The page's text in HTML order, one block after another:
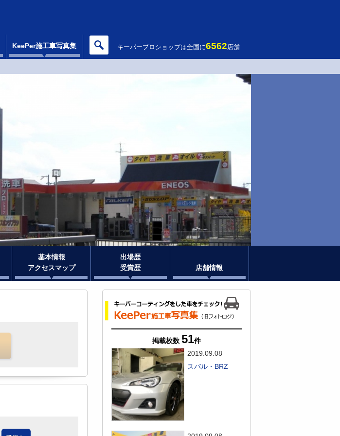
KeePer施工車写真集 キーパープロショップは全国に6562店舗
基本情報
アクセスマップ
出場歴
受賞歴
店舗情報
掲載枚数51件
2019.09.08
スバル・BRZ